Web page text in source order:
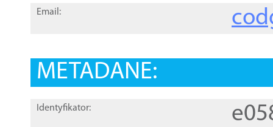
Email:
METADANE:
Identyfikator: